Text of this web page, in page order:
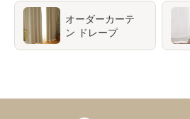
オーダーカーテ
ン ドレープ